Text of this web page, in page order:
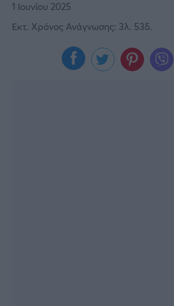
1 Ιουνίου 2025
Εκτ. Χρόνος Ανάγνωσης: 3λ. 53δ.